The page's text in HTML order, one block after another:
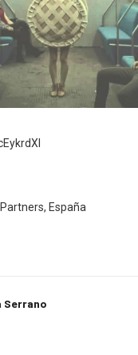
España
Serrano